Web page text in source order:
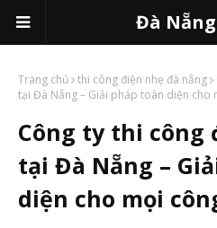
Đà
Trang chủ thi công điện nhẹ đà nẵng
tại Đà Nẵng – Giải pháp toàn diện cho
Công ty thi công
tại Đà Nẵng –
diện cho mọi